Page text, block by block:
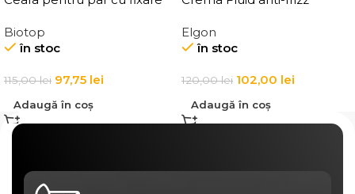
Texture Definition
Biotop
în stoc
115,00lei 97,75 lei
Adaugă în coș
Slick Anti-Frizz Fluid
Elgon
în stoc
120,00lei 102,00 lei
Adaugă în coș